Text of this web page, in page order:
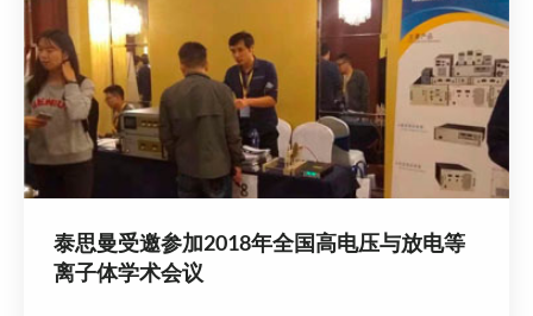
泰思曼受邀参加2018年全国高电压与放电等
离子体学术会议